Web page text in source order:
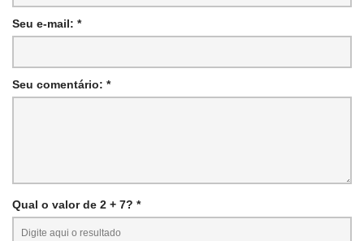
Seu e-mail: *
Seu comentário: *
Qual o valor de 2 + 7? *